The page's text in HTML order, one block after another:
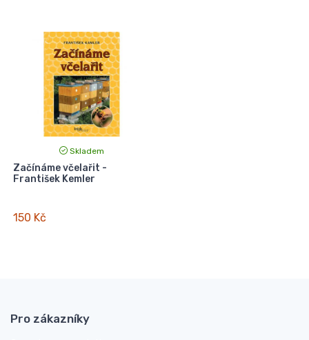
Skladem
Začínáme včelařit -
František Kemler
150 Kč
Pro zákazníky